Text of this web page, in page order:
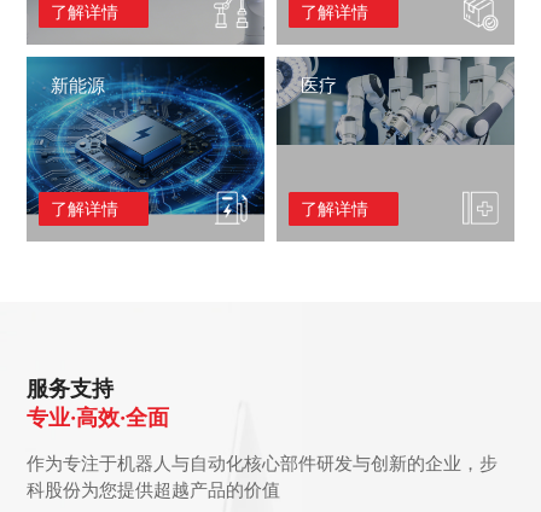
了解详情 了解详情
新能源
了解详情
医疗
了解详情
服务支持
专业·高效·全面
作为专注于机器人与自动化核心部件研发与创新的企业，步
科股份为您提供超越产品的价值